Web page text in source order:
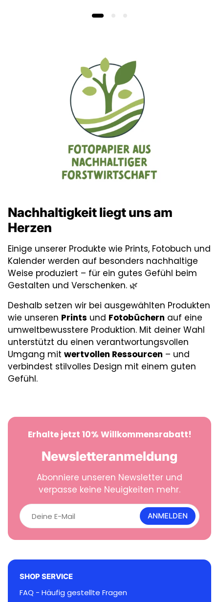
Nachhaltigkeit liegt uns am
Herzen
Einige unserer Produkte wie Prints, Fotobuch und
Kalender werden auf besonders nachhaltige
Weise produziert – für ein gutes Gefühl beim
Gestalten und Verschenken. 🌿
Deshalb setzen wir bei ausgewählten Produkten
wie unseren Prints und Fotobüchern auf eine
umweltbewusstere Produktion. Mit deiner Wahl
unterstützt du einen verantwortungsvollen
Umgang mit wertvollen Ressourcen – und
verbindest stilvolles Design mit einem guten
Gefühl.
Erhalte jetzt 10% Willkommensrabatt!
Newsletteranmeldung
Abonniere unseren Newsletter und
verpasse keine Neuigkeiten mehr.
D
i
-
i
ANMELDEN
SHOP SERVICE
FAQ - Häufig gestellte Fragen